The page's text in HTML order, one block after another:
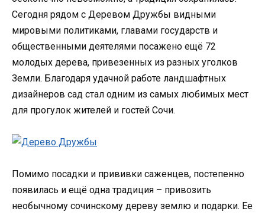
Сегодня рядом с Деревом Дружбы видными
мировыми политиками, главами государств и
общественными деятелями посажено ещё 72
молодых дерева, привезенных из разных уголков
Земли. Благодаря удачной работе ландшафтных
дизайнеров сад стал одним из самых любимых мест
для прогулок жителей и гостей Сочи.
Помимо посадки и прививки саженцев, постепенно
появилась и ещё одна традиция – привозить
необычному сочинскому дереву землю и подарки. Ее